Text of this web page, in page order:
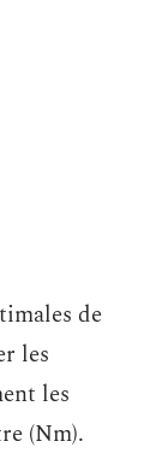
de
les
les
(Nm).